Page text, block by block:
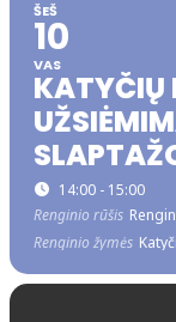
ŠEŠ
10
VAS
KATYČIŲ
14:00 - 15:00
Renginio rūšis
Renginio žymės